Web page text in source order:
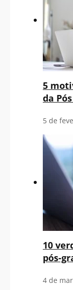
5
da
5 de
10
pós-
4 de